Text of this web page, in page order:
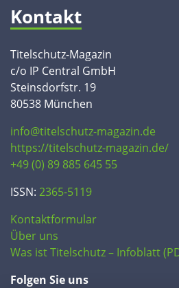
Kontakt
Titelschutz-Magazin
c/o IP Central GmbH
Steinsdorfstr. 19
80538 München
info@titelschutz-magazin.de
https://titelschutz-magazin.de/
+49 (0) 89 885 645 55
ISSN: 2365-5119
Kontaktformular
Über uns
Was ist Titelschutz – Infoblatt
Folgen Sie uns